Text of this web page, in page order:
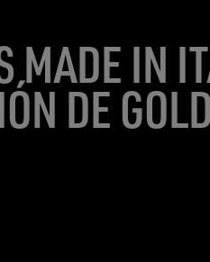
MADE IN
DE